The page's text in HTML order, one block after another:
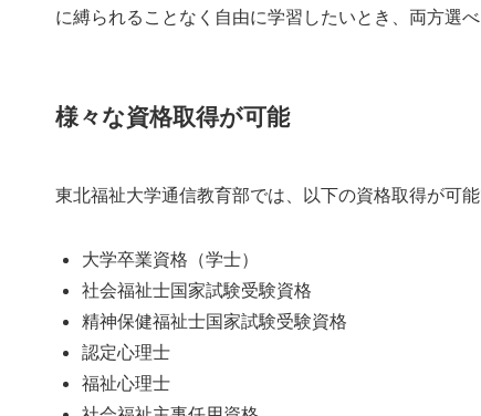
に縛られることなく自由に学習したいとき、両方選
様々な資格取得が可能
東北福祉大学通信教育部では、以下の資格取得が可能
大学卒業資格（学士）
社会福祉士国家試験受験資格
精神保健福祉士国家試験受験資格
認定心理士
福祉心理士